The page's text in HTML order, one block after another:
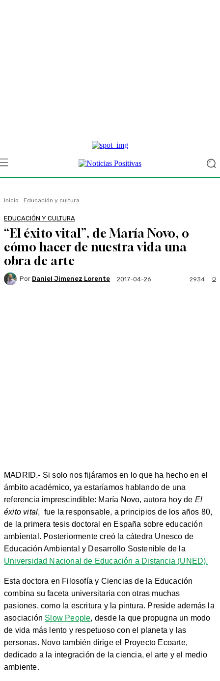
Inicio Educación y cultura
EDUCACIÓN Y CULTURA
“El éxito vital”, de María Novo, o
cómo hacer de nuestra vida una
obra de arte
Por Daniel Jimenez Lorente 2017-04-26 0
2934
MADRID.- Si solo nos fijáramos en lo que ha hecho en el
ámbito académico, ya estaríamos hablando de una
referencia imprescindible: María Novo, autora hoy de El
éxito vital, fue la responsable, a principios de los años 80,
de la primera tesis doctoral en España sobre educación
ambiental. Posteriormente creó la cátedra Unesco de
Educación Ambiental y Desarrollo Sostenible de la
Universidad Nacional de Educación a Distancia (UNED).
Esta doctora en Filosofía y Ciencias de la Educación
combina su faceta universitaria con otras muchas
pasiones, como la escritura y la pintura. Preside además la
asociación Slow People, desde la que propugna un modo
de vida más lento y respetuoso con el planeta y las
personas. Novo también dirige el Proyecto Ecoarte,
dedicado a la integración de la ciencia, el arte y el medio
ambiente.